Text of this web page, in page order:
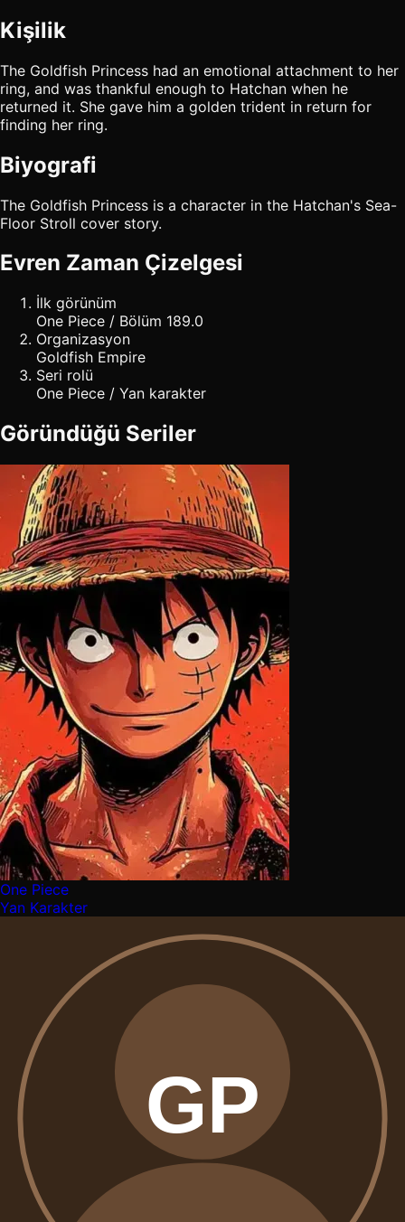
Kişilik
The Goldfish Princess had an emotional attachment to her
ring, and was thankful enough to Hatchan when he
returned it. She gave him a golden trident in return for
finding her ring.
Biyografi
The Goldfish Princess is a character in the Hatchan's Sea-
Floor Stroll cover story.
Evren Zaman Çizelgesi
İlk görünüm
One Piece / Bölüm 189.0
Organizasyon
Goldfish Empire
Seri rolü
One Piece / Yan karakter
Göründüğü Seriler
One Piece
Yan Karakter